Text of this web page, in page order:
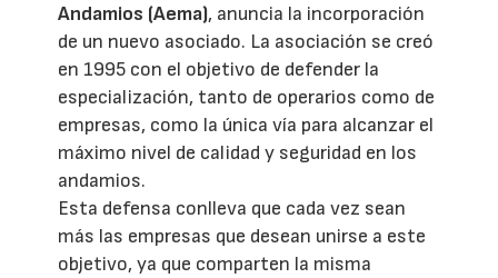
Andamios (Aema), anuncia la incorporación
de un nuevo asociado. La asociación se creó
en 1995 con el objetivo de defender la
especialización, tanto de operarios como de
empresas, como la única vía para alcanzar el
máximo nivel de calidad y seguridad en los
andamios.
Esta defensa conlleva que cada vez sean
más las empresas que desean unirse a este
objetivo, ya que comparten la misma